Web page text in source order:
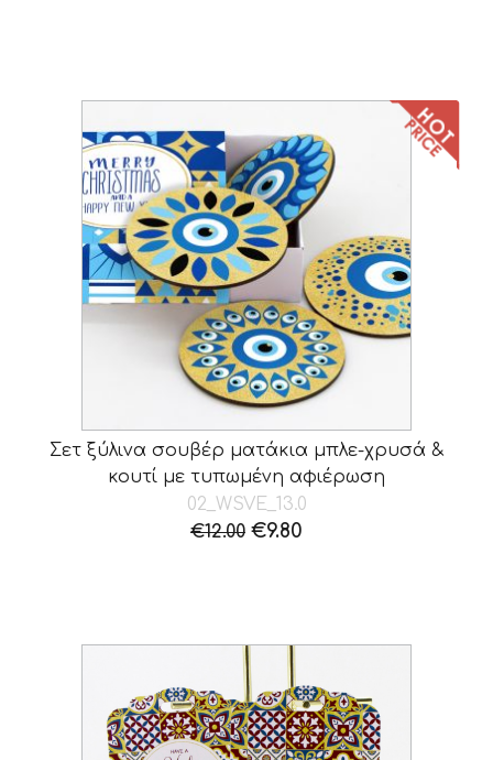
Σετ ξύλινα σουβέρ ματάκια μπλε-χρυσά &
κουτί με τυπωμένη αφιέρωση
02_WSVE_13.0
€12.00 Original
€9.80